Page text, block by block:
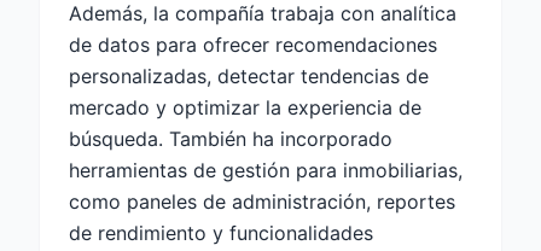
Además, la compañía trabaja con analítica
de datos para ofrecer recomendaciones
personalizadas, detectar tendencias de
mercado y optimizar la experiencia de
búsqueda. También ha incorporado
herramientas de gestión para inmobiliarias,
como paneles de administración, reportes
de rendimiento y funcionalidades